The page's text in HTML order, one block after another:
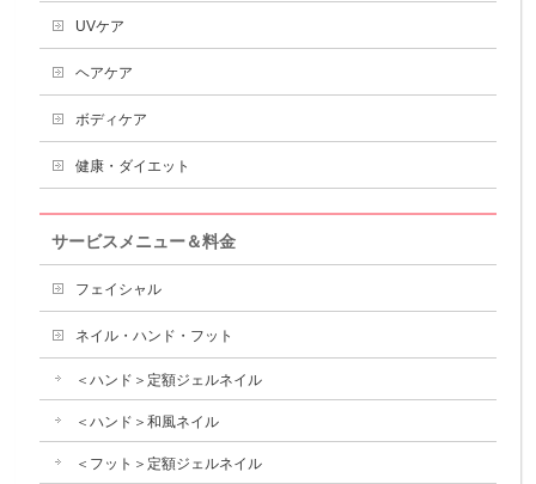
UVケア
ヘアケア
ボディケア
健康・ダイエット
サービスメニュー＆料金
フェイシャル
ネイル・ハンド・フット
＜ハンド＞定額ジェルネイル
＜ハンド＞和風ネイル
＜フット＞定額ジェルネイル